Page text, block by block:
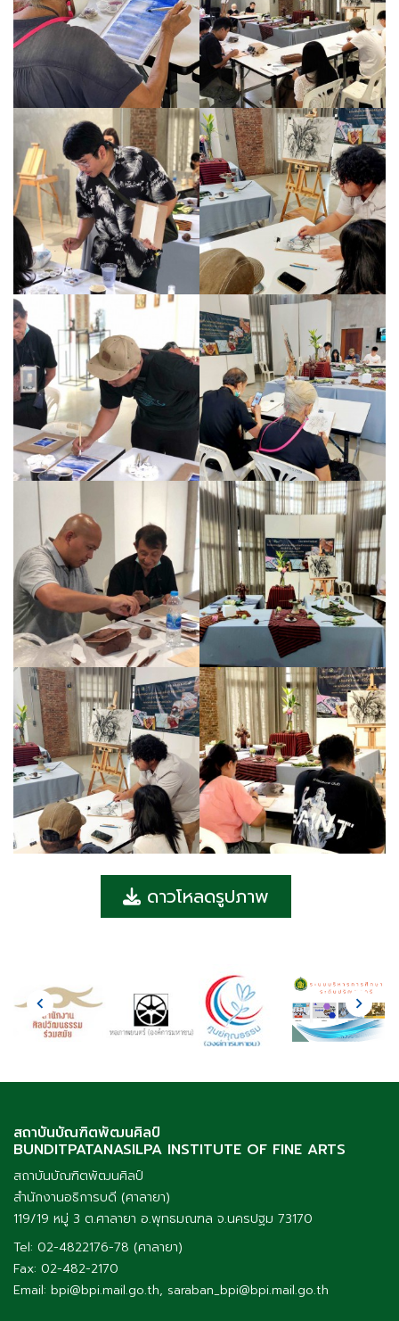
ดาวโหลดรูปภาพ
สถาบันบัณฑิตพัฒนศิลป์
BUNDITPATANASILPA INSTITUTE OF FINE ARTS
สถาบันบัณฑิตพัฒนศิลป์
สำนักงานอธิการบดี (ศาลายา)
119/19 หมู่ 3 ต.ศาลายา อ.พุทธมณฑล จ.นครปฐม 73170
Tel: 02-4822176-78 (ศาลายา)
Fax: 02-482-2170
Email: bpi@bpi.mail.go.th, saraban_bpi@bpi.mail.go.th